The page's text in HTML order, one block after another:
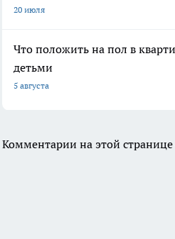
20 июля
Что положить на пол в
детьми
5 августа
Комментарии на этой